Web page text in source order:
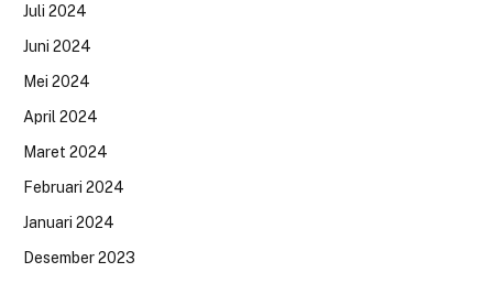
Juli 2024
Juni 2024
Mei 2024
April 2024
Maret 2024
Februari 2024
Januari 2024
Desember 2023